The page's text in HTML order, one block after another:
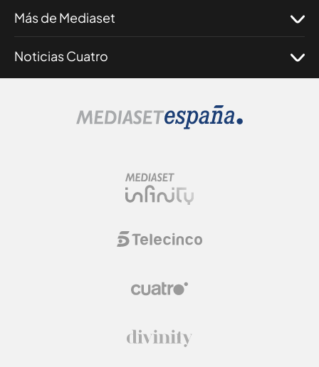
Más de Mediaset
Noticias Cuatro